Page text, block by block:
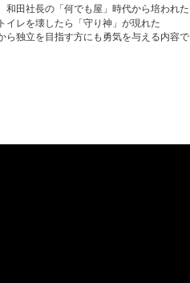
和田社長の「何でも屋」時代から培われた
イレを壊したら「守り神」が現れた
ら独立を目指す方にも勇気を与える内容で